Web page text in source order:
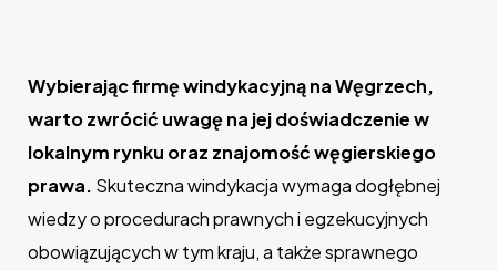
Wybierając firmę windykacyjną na Węgrzech,
warto zwrócić uwagę na jej doświadczenie w
lokalnym rynku oraz znajomość węgierskiego
prawa. Skuteczna windykacja wymaga dogłębnej
wiedzy o procedurach prawnych i egzekucyjnych
obowiązujących w tym kraju, a także sprawnego